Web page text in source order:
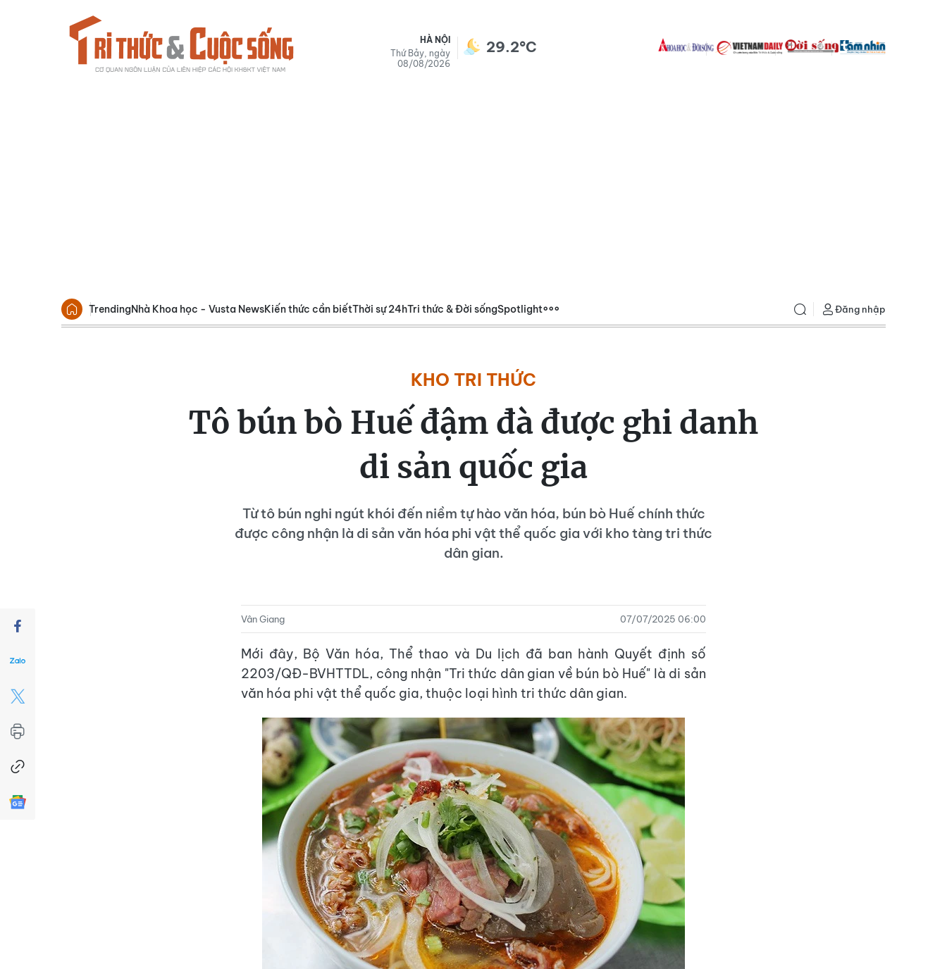
HÀ NỘI
Thứ Bảy, ngày
08/08/2026
29.2°C
TrendingNhà Khoa học - Vusta NewsKiến thức cần biếtThời sự 24hTri thức & Đời sốngSpotlight Đăng nhập
KHO TRI THỨC
Tô bún bò Huế đậm đà được ghi danh
di sản quốc gia
Từ tô bún nghi ngút khói đến niềm tự hào văn hóa, bún bò Huế chính thức
được công nhận là di sản văn hóa phi vật thể quốc gia với kho tàng tri thức
dân gian.
Vân Giang 07/07/2025 06:00
Mới đây, Bộ Văn hóa, Thể thao và Du lịch đã ban hành Quyết định số
2203/QĐ-BVHTTDL, công nhận "Tri thức dân gian về bún bò Huế" là di sản
văn hóa phi vật thể quốc gia, thuộc loại hình tri thức dân gian.